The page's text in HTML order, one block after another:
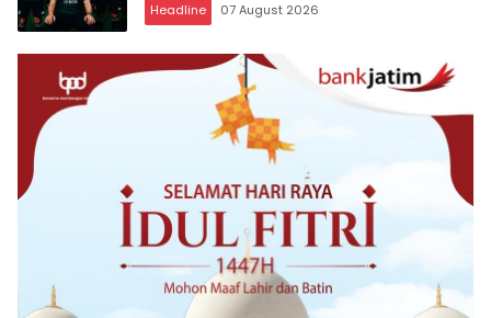
Headline 07 August 2026